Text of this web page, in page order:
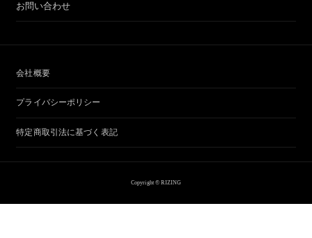
お問い合わせ
会社概要
プライバシーポリシー
特定商取引法に基づく表記
Copyright © RIZING